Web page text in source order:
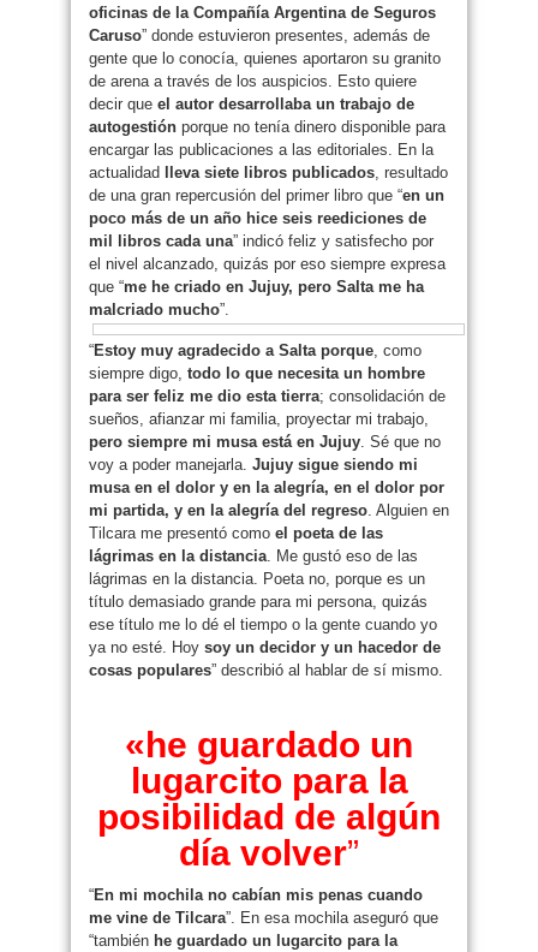
oficinas de la Compañía Argentina de Seguros
Caruso” donde estuvieron presentes, además de
gente que lo conocía, quienes aportaron su granito
de arena a través de los auspicios. Esto quiere
decir que el autor desarrollaba un trabajo de
autogestión porque no tenía dinero disponible para
encargar las publicaciones a las editoriales. En la
actualidad lleva siete libros publicados , resultado
de una gran repercusión del primer libro que “en un
poco más de un año hice seis reediciones de
mil libros cada una” indicó feliz y satisfecho por
el nivel alcanzado, quizás por eso siempre expresa
que “me he criado en Jujuy, pero Salta me ha
malcriado mucho”.
“Estoy muy agradecido a Salta porque , como
siempre digo, todo lo que necesita un hombre
para ser feliz me dio esta tierra; consolidación de
sueños, afianzar mi familia, proyectar mi trabajo,
pero siempre mi musa está en Jujuy . Sé que no
voy a poder manejarla. Jujuy sigue siendo mi
musa en el dolor y en la alegría, en el dolor por
mi partida, y en la alegría del regreso . Alguien en
Tilcara me presentó como el poeta de las
lágrimas en la distancia . Me gustó eso de las
lágrimas en la distancia. Poeta no, porque es un
título demasiado grande para mi persona, quizás
ese título me lo dé el tiempo o la gente cuando yo
ya no esté. Hoy soy un decidor y un hacedor de
cosas populares” describió al hablar de sí mismo.
«he guardado un
lugarcito para la
posibilidad de algún
día volver”
“En mi mochila no cabían mis penas cuando
me vine de Tilcara”. En esa mochila aseguró que
“también he guardado un lugarcito para la